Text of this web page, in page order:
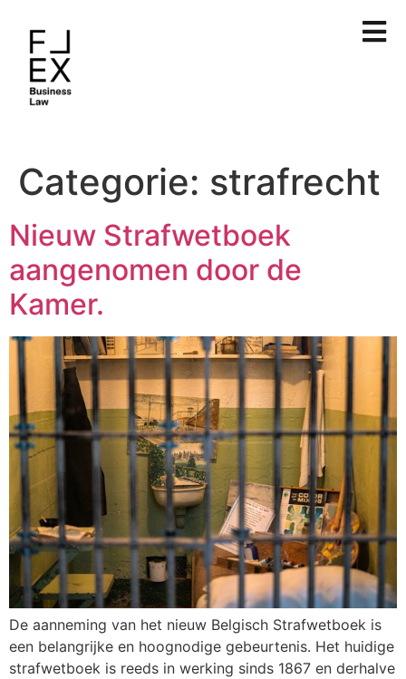
Categorie: strafrecht
Nieuw Strafwetboek
aangenomen door de
Kamer.
De aanneming van het nieuw Belgisch Strafwetboek is
een belangrijke en hoognodige gebeurtenis. Het huidige
strafwetboek is reeds in werking sinds 1867 en derhalve